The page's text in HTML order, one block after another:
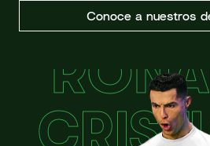
Conoce a nuestros